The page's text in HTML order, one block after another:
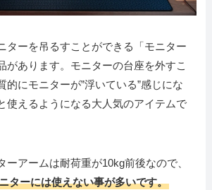
ターを吊るすことができる「モニター
があります。モニターの台座を外すこ
的にモニターが”浮いている”感じにな
使えるようになる大人気のアイテムで
ーアームは耐荷重が10kg前後なので、
ターには使えない事が多いです。